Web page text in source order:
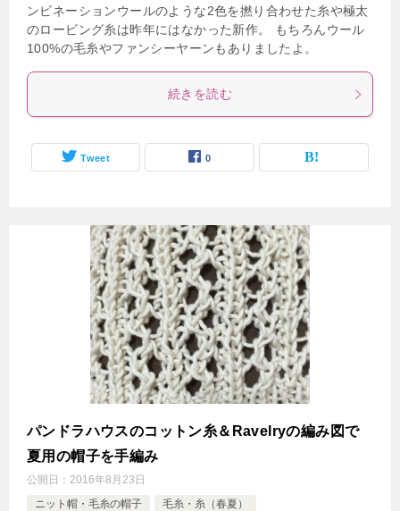
ンビネーションウールのような2色を撚り合わせた糸や極太
のロービング糸は昨年にはなかった新作。 もちろんウール
100%の毛糸やファンシーヤーンもありましたよ。
続きを読む
Tweet 0
パンドラハウスのコットン糸＆Ravelryの編み図で
夏用の帽子を手編み
公開日： 2016年8月23日
ニット帽・毛糸の帽子
毛糸・糸（春夏）